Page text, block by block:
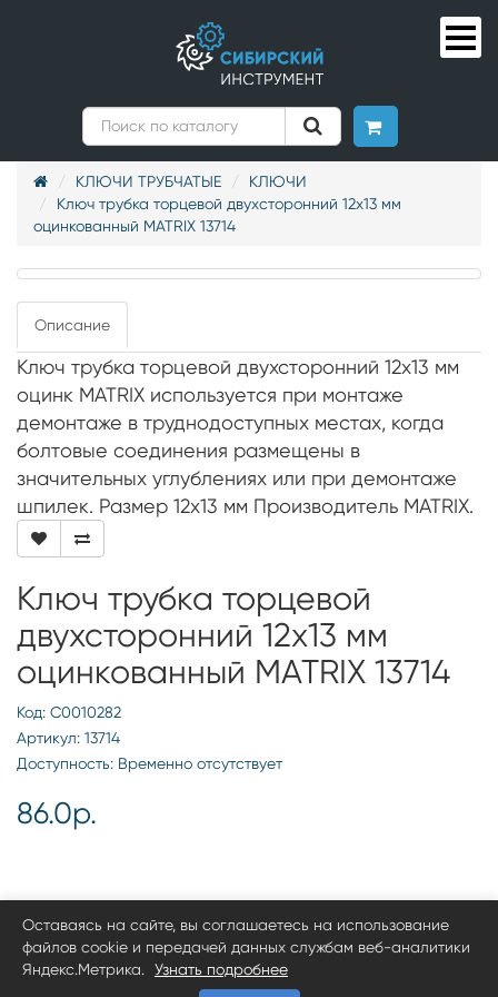
КЛЮЧИ ТРУБЧАТЫЕ
КЛЮЧИ
Ключ трубка торцевой двухсторонний 12х13 мм
оцинкованный MATRIX 13714
Описание
Ключ трубка торцевой двухсторонний 12х13 мм
оцинк MATRIX используется при монтаже
демонтаже в труднодоступных местах, когда
болтовые соединения размещены в
значительных углублениях или при демонтаже
шпилек. Размер 12х13 мм Производитель MATRIX.
Ключ трубка торцевой
двухсторонний 12х13 мм
оцинкованный MATRIX 13714
Код: С0010282
Артикул: 13714
Доступность: Временно отсутствует
86.0р.
Оставаясь на сайте, вы соглашаетесь на использование
файлов cookie и передачей данных службам веб-аналитики
Яндекс.Метрика.
Узнать подробнее